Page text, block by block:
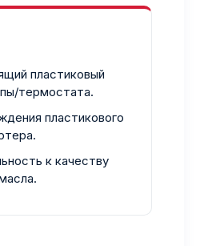
пластиковый
термостата.
пластикового
к качеству